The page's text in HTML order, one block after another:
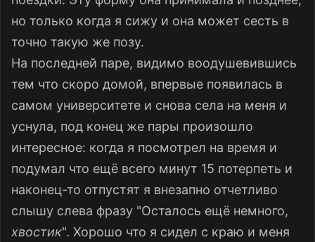
но только когда я сижу и она может сесть в
точно такую же позу.
На последней паре, видимо воодушевившись
тем что скоро домой, впервые появилась в
самом университете и снова села на меня и
уснула, под конец же пары произошло
интересное: когда я посмотрел на время и
подумал что ещё всего минут 15 потерпеть и
наконец-то отпустят я внезапно отчетливо
слышу слева фразу "Осталось ещё немного,
хвостик". Хорошо что я сидел с краю и меня